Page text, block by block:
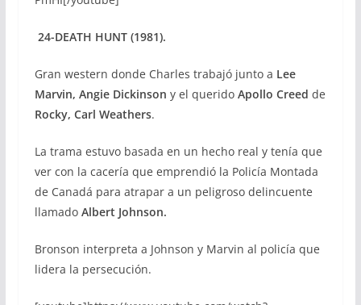
24-DEATH HUNT (1981).
Gran western donde Charles trabajó junto a Lee
Marvin, Angie Dickinson y el querido Apollo Creed de
Rocky, Carl Weathers.
La trama estuvo basada en un hecho real y tenía que
ver con la cacería que emprendió la Policía Montada
de Canadá para atrapar a un peligroso delincuente
llamado Albert Johnson.
Bronson interpreta a Johnson y Marvin al policía que
lidera la persecución.